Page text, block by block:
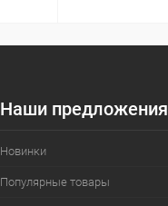
Наши предложения
Новинки
Популярные товары